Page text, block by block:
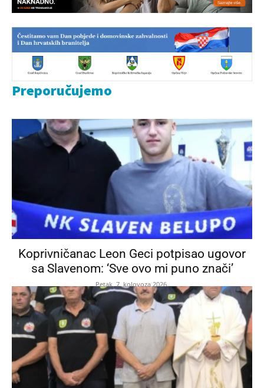
Preporučujemo
Koprivničanac Leon Geci potpisao ugovor
sa Slavenom: ‘Sve ovo mi puno znači’
Petak, 7. kolovoza 2026.